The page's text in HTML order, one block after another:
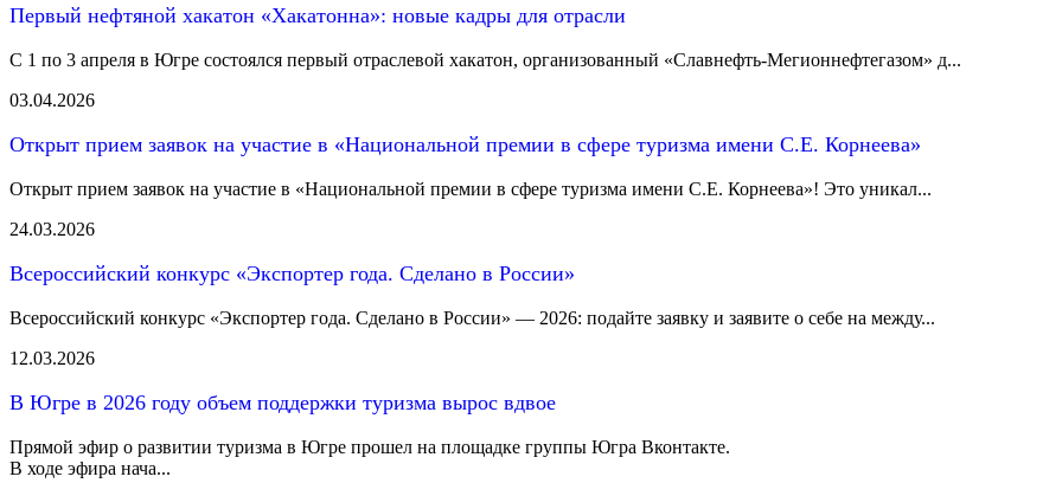
Первый нефтяной хакатон «Хакатонна»: новые кадры для отрасли
С 1 по 3 апреля в Югре состоялся первый отраслевой хакатон, организованный «Славнефть‑Мегионнефтегазом» д...
03.04.2026
Открыт прием заявок на участие в «Национальной премии в сфере туризма имени С.Е. Корнеева»
Открыт прием заявок на участие в «Национальной премии в сфере туризма имени С.Е. Корнеева»! Это уникал...
24.03.2026
Всероссийский конкурс «Экспортер года. Сделано в России»
Всероссийский конкурс «Экспортер года. Сделано в России» — 2026: подайте заявку и заявите о себе на между...
12.03.2026
В Югре в 2026 году объем поддержки туризма вырос вдвое
Прямой эфир о развитии туризма в Югре прошел на площадке группы Югра Вконтакте.
В ходе эфира нача...